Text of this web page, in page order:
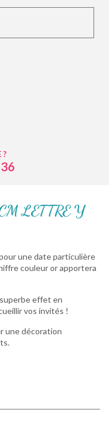
?
LETTRE Y
une date particulière
couleur or apportera
effet en
vos invités !
une décoration